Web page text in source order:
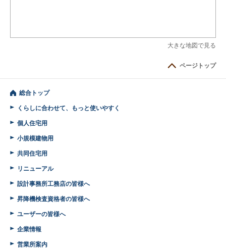
大きな地図で見る
ページトップ
総合トップ
くらしに合わせて、もっと使いやすく
個人住宅用
小規模建物用
共同住宅用
リニューアル
設計事務所工務店の皆様へ
昇降機検査資格者の皆様へ
ユーザーの皆様へ
企業情報
営業所案内